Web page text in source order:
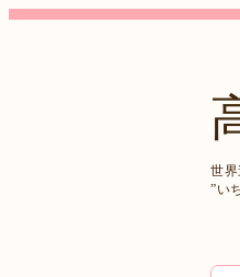
世
”い